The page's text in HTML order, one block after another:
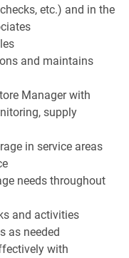
etc.) and in the
and maintains
Manager with
supply
in service areas
needs throughout
and activities
as needed
with